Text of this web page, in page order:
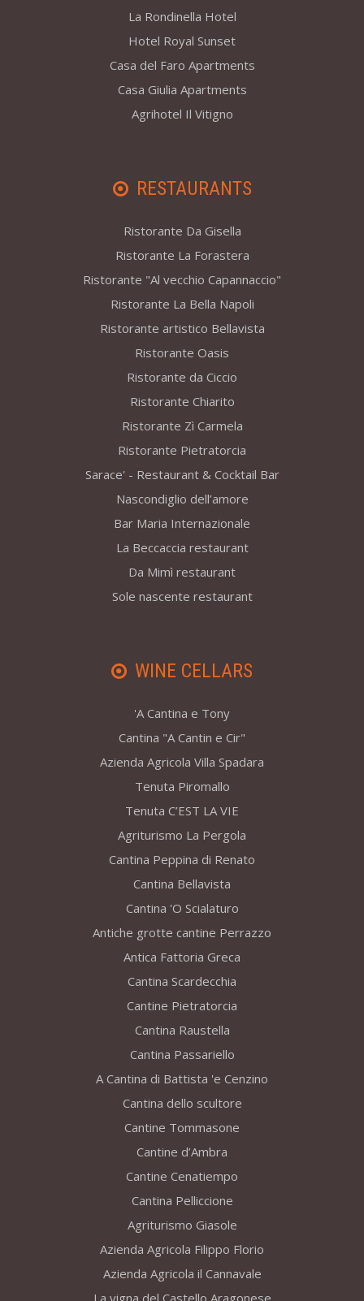
La Rondinella Hotel
Hotel Royal Sunset
Casa del Faro Apartments
Casa Giulia Apartments
Agrihotel Il Vitigno
RESTAURANTS
Ristorante Da Gisella
Ristorante La Forastera
Ristorante "Al vecchio Capannaccio"
Ristorante La Bella Napoli
Ristorante artistico Bellavista
Ristorante Oasis
Ristorante da Ciccio
Ristorante Chiarito
Ristorante Zì Carmela
Ristorante Pietratorcia
Sarace' - Restaurant & Cocktail Bar
Nascondiglio dell’amore
Bar Maria Internazionale
La Beccaccia restaurant
Da Mimì restaurant
Sole nascente restaurant
WINE CELLARS
'A Cantina e Tony
Cantina "A Cantin e Cir"
Azienda Agricola Villa Spadara
Tenuta Piromallo
Tenuta C’EST LA VIE
Agriturismo La Pergola
Cantina Peppina di Renato
Cantina Bellavista
Cantina 'O Scialaturo
Antiche grotte cantine Perrazzo
Antica Fattoria Greca
Cantina Scardecchia
Cantine Pietratorcia
Cantina Raustella
Cantina Passariello
A Cantina di Battista 'e Cenzino
Cantina dello scultore
Cantine Tommasone
Cantine d’Ambra
Cantine Cenatiempo
Cantina Pelliccione
Agriturismo Giasole
Azienda Agricola Filippo Florio
Azienda Agricola il Cannavale